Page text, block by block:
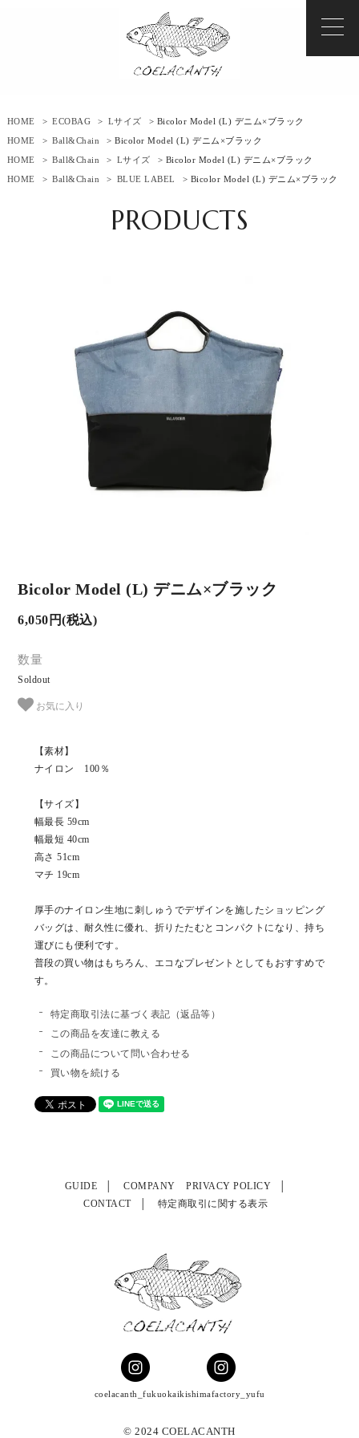
HOME > ECOBAG > Lサイズ
> Bicolor Model (L) デニム×ブラック
HOME
> Ball&Chain
> Bicolor Model (L) デニム×ブラック
HOME
> Ball&Chain > Lサイズ
> Bicolor Model (L) デニム×ブラック
HOME
> Ball&Chain > BLUE LABEL > Bicolor Model (L) デニム×ブラック
PRODUCTS
Bicolor Model (L) デニム×ブラック
6,050円(税込)
数量
Soldout
お気に入り
【素材】
ナイロン 100％
【サイズ】
幅最長 59cm
幅最短 40cm
高さ 51cm
マチ 19cm
厚手のナイロン生地に刺しゅうでデザインを施したショッピング
バッグは、耐久性に優れ、折りたたむとコンパクトになり、持ち
運びにも便利です。
普段の買い物はもちろん、エコなプレゼントとしてもおすすめで
す。
特定商取引法に基づく表記（返品等）
この商品を友達に教える
この商品について問い合わせる
買い物を続ける
GUIDE COMPANY
PRIVACY POLICY
CONTACT
特定商取引に関する表示
coelacanth_fukuokaikishimafactory_yufu
© 2024 COELACANTH